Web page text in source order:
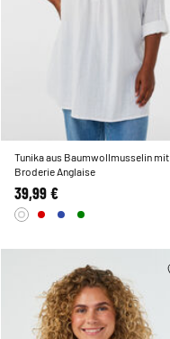
Tunika aus Baumwollmusselin mit
Broderie Anglaise
39,99 €